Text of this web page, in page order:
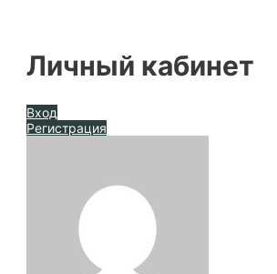
Личный кабинет
Вход
Регистрация